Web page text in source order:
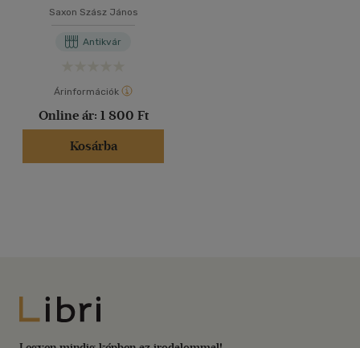
Saxon Szász János
Antikvár
Árinformációk
Online ár: 1 800 Ft
Kosárba
Libri